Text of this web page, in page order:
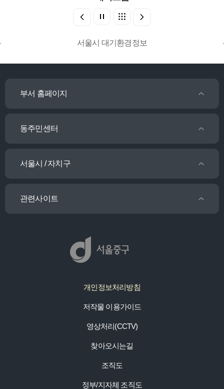
서울시 대기환경정보
부서 홈페이지
동주민센터
서울시 / 자치구
관련사이트
개인정보처리방침
저작물 이용가이드
영상처리(CCTV)
찾아오시는길
조직도
정부/지자체 조직도